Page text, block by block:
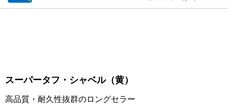
スーパータフ・シャベル（黄）
高品質・耐久性抜群のロングセラー